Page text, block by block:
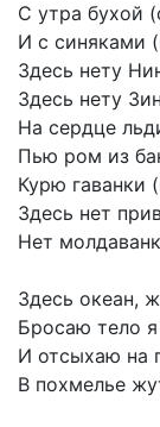
С утра бухой
И с синяками
Здесь нету
Здесь нету
На сердце
Пью ром из
Курю гаванки
Здесь нет
Нет
Здесь океан,
Бросаю тело я
И отсыхаю на
В похмелье